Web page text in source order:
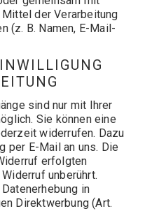
der Verarbeitung
(z. B. Namen, E-Mail-
sind nur mit Ihrer
Sie können eine
widerrufen. Dazu
per E-Mail an uns. Die
erfolgten
unberührt.
in
Direktwerbung (Art.